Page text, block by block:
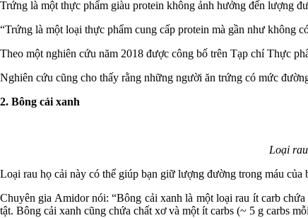
Trứng là một thực phẩm giàu protein không ảnh hưởng đến lượng
“Trứng là một loại thực phẩm cung cấp protein mà gần như không
Theo một nghiên cứu năm 2018 được công bố trên Tạp chí Thực
Nghiên cứu cũng cho thấy rằng những người ăn trứng có mức
2. Bông cải xanh
Loại
Loại rau họ cải này có thể giúp bạn giữ lượng đường trong máu của
Chuyên gia Amidor nói: “Bông cải xanh là một loại rau ít carb
tật. Bông cải xanh cũng chứa chất xơ và một ít carbs (~ 5 g carbs